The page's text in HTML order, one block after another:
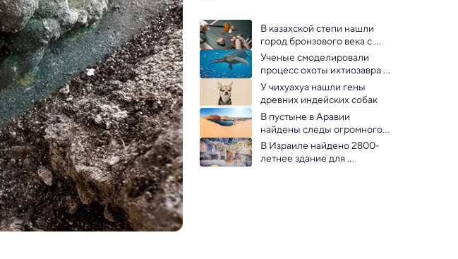
В казахской степи нашли
город бронзового века с
развитой металлургией
Ученые смоделировали
процесс охоты ихтиозавра и
результат их удивил
У чихуахуа нашли гены
древних индейских собак
В пустыне в Аравии
найдены следы огромного
озера и сильных
наводнений
В Израиле найдено 2800-
летнее здание для